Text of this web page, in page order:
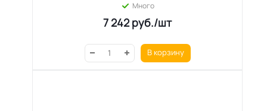
Много
7 242руб./шт
В корзину